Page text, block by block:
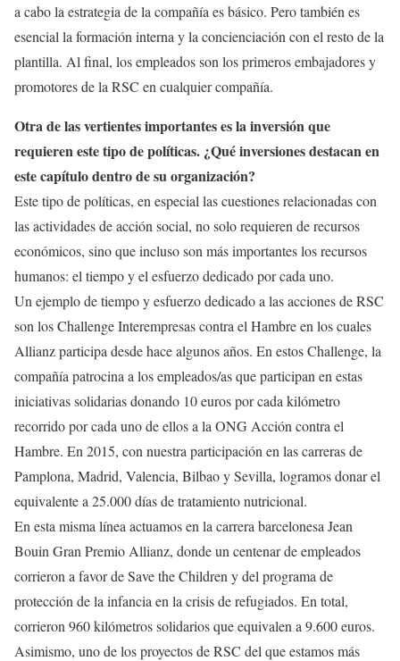
a cabo la estrategia de la compañía es básico. Pero también es
esencial la formación interna y la concienciación con el resto de la
plantilla. Al final, los empleados son los primeros embajadores y
promotores de la RSC en cualquier compañía.
Otra de las vertientes importantes es la inversión que
requieren este tipo de políticas. ¿Qué inversiones destacan en
este capítulo dentro de su organización?
Este tipo de políticas, en especial las cuestiones relacionadas con
las actividades de acción social, no solo requieren de recursos
económicos, sino que incluso son más importantes los recursos
humanos: el tiempo y el esfuerzo dedicado por cada uno.
Un ejemplo de tiempo y esfuerzo dedicado a las acciones de RSC
son los Challenge Interempresas contra el Hambre en los cuales
Allianz participa desde hace algunos años. En estos Challenge, la
compañía patrocina a los empleados/as que participan en estas
iniciativas solidarias donando 10 euros por cada kilómetro
recorrido por cada uno de ellos a la ONG Acción contra el
Hambre. En 2015, con nuestra participación en las carreras de
Pamplona, Madrid, Valencia, Bilbao y Sevilla, logramos donar el
equivalente a 25.000 días de tratamiento nutricional.
En esta misma línea actuamos en la carrera barcelonesa Jean
Bouin Gran Premio Allianz, donde un centenar de empleados
corrieron a favor de Save the Children y del programa de
protección de la infancia en la crisis de refugiados. En total,
corrieron 960 kilómetros solidarios que equivalen a 9.600 euros.
Asimismo, uno de los proyectos de RSC del que estamos más